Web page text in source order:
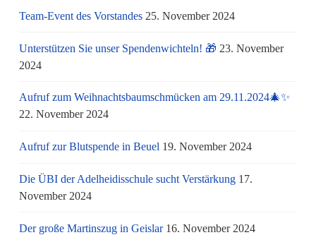
Team-Event des Vorstandes 25. November 2024
Unterstützen Sie unser Spendenwichteln! 🎁 23. November
2024
Aufruf zum Weihnachtsbaumschmücken am 29.11.2024🎄✨
22. November 2024
Aufruf zur Blutspende in Beuel 19. November 2024
Die ÜBI der Adelheidisschule sucht Verstärkung 17.
November 2024
Der große Martinszug in Geislar 16. November 2024